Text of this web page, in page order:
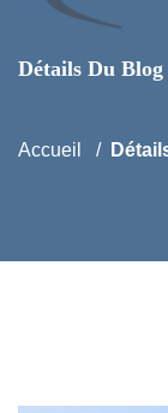
Détails Du Blog
Accueil